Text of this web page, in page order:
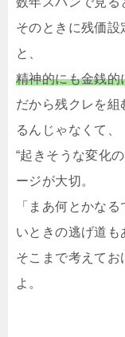
そのときに残価設
と、
精神的にも金銭的
だから残クレを組
るんじゃなくて、
“起きそうな変化
ージが大切。
「まあ何とかな
いときの逃げ道も
そこまで考えてお
よ。